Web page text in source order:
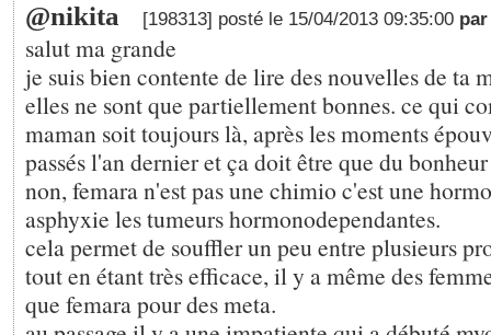
@nikita [198313] posté le 15/04/2013 09:35:00
salut ma grande
je suis bien contente de lire des nouvelles de ta
elles ne sont que partiellement bonnes. ce qui
maman soit toujours là, après les moments
passés l'an dernier et ça doit être que du
non, femara n'est pas une chimio c'est une
asphyxie les tumeurs hormonodependantes.
cela permet de souffler un peu entre plusieurs
tout en étant très efficace, il y a même des
que femara pour des meta.